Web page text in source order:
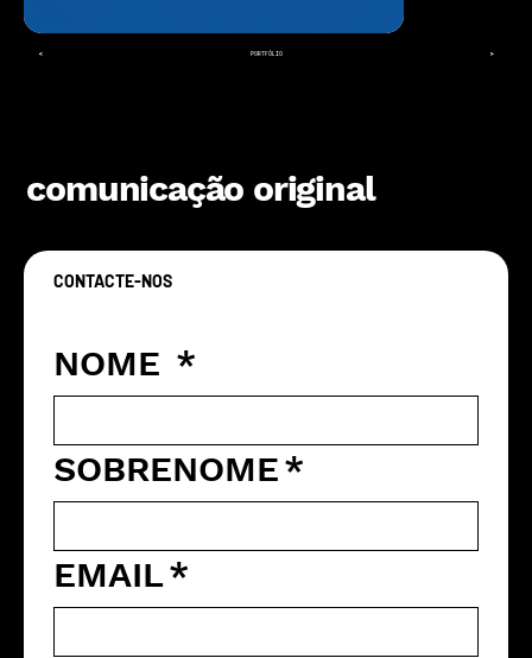
< PORTFÓLIO >
comunicação original
CONTACTE-NOS
NOME *
SOBRENOME*
EMAIL*